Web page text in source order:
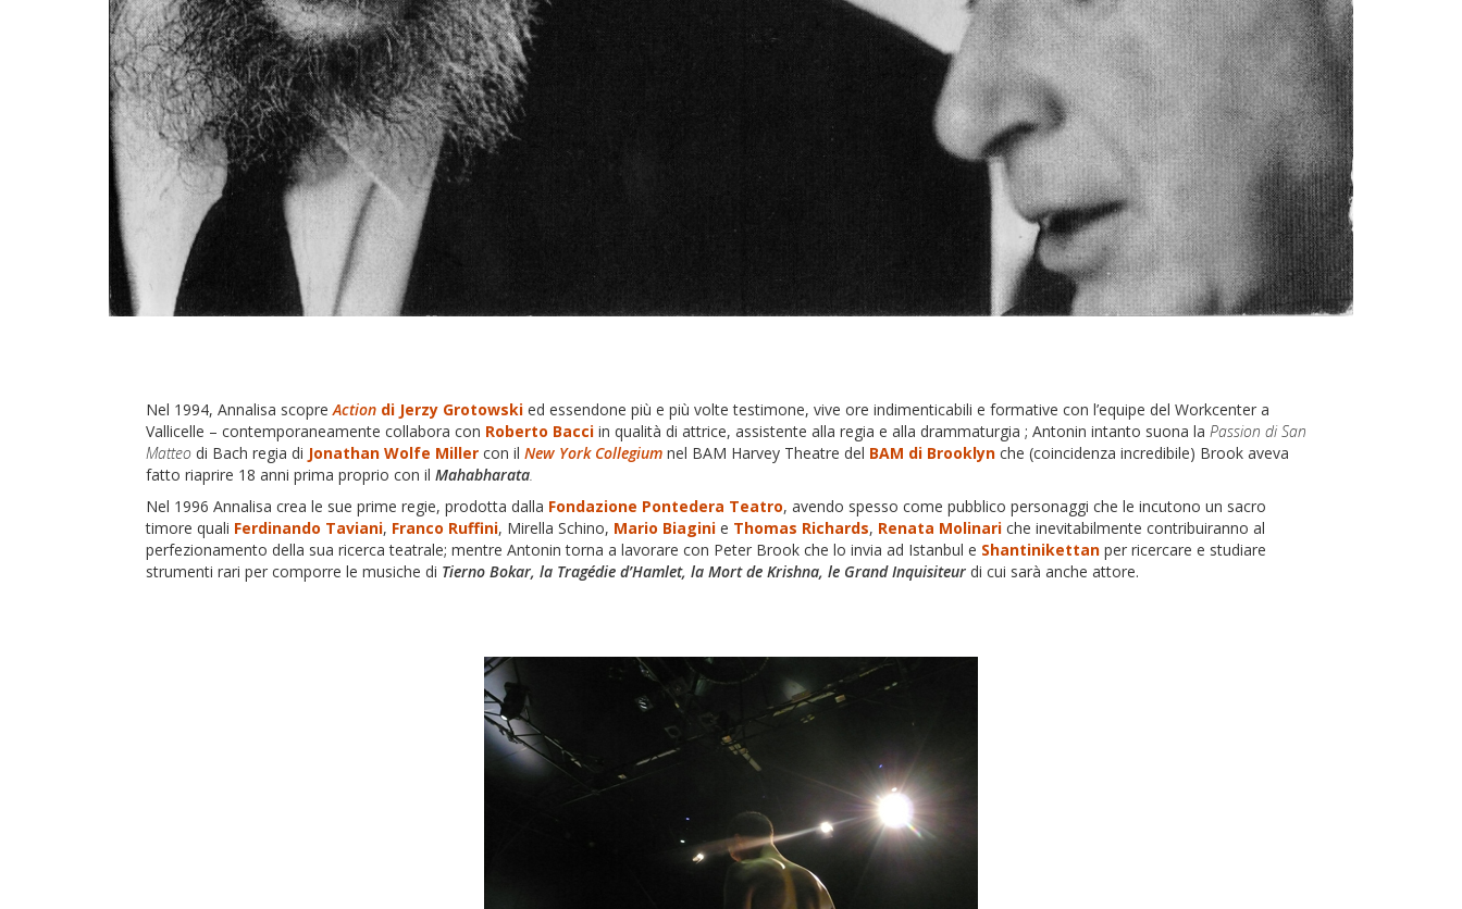
Nel 1994, Annalisa scopreAction di Jerzy Grotowski ed essendone più e più volte testimone, vive ore indimenticabili e formative con l’equipe del Workcenter a
Vallicelle – contemporaneamente collabora con Roberto Bacci in qualità di attrice, assistente alla regia e alla drammaturgia ; Antonin intanto suona laPassion di San
Matteo di Bach regia di Jonathan Wolfe Miller con ilNew York Collegium nel BAM Harvey Theatre del BAM di Brooklyn che (coincidenza incredibile) Brook aveva
fatto riaprire 18 anni prima proprio con ilMahabharata.
Nel 1996 Annalisa crea le sue prime regie, prodotta dalla Fondazione Pontedera Teatro, avendo spesso come pubblico personaggi che le incutono un sacro
timore quali Ferdinando Taviani, Franco Ruffini, Mirella Schino, Mario Biagini e Thomas Richards, Renata Molinari che inevitabilmente contribuiranno al
perfezionamento della sua ricerca teatrale; mentre Antonin torna a lavorare con Peter Brook che lo invia ad Istanbul e Shantinikettan per ricercare e studiare
strumenti rari per comporre le musiche di Tierno Bokar, la Tragédie d’Hamlet, la Mort de Krishna, le Grand Inquisiteur di cui sarà anche attore.